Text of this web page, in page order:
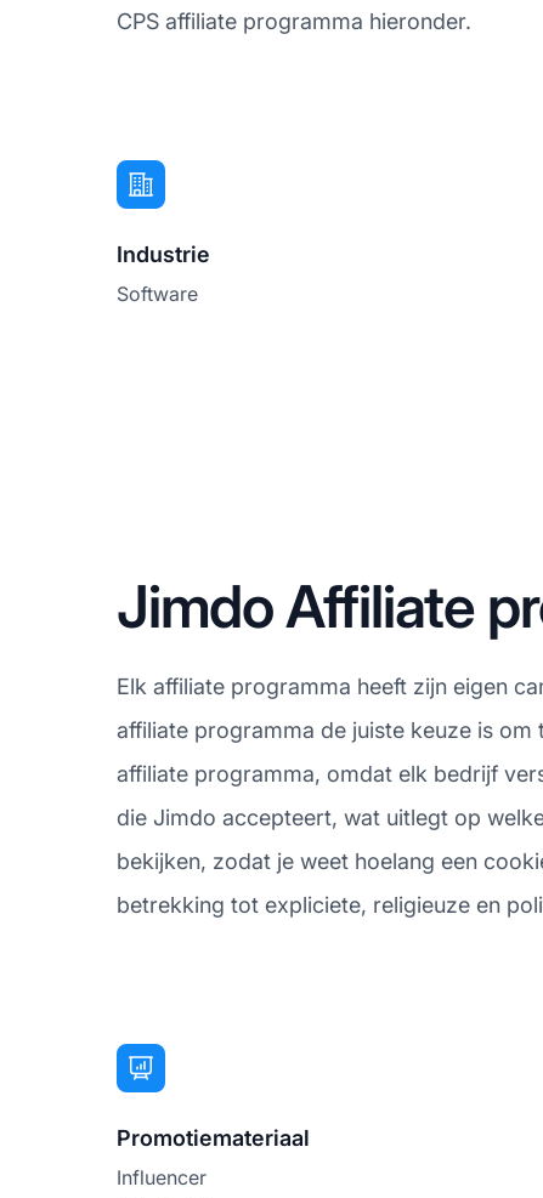
CPS affiliate programma hieronder.
Industrie
Software
Jimdo Affiliate
Elk affiliate programma heeft zijn eigen
affiliate programma de juiste keuze is
affiliate programma, omdat elk bedrijf
die Jimdo accepteert, wat uitlegt op
bekijken, zodat je weet hoelang een
betrekking tot expliciete, religieuze en
Promotiemateriaal
Influencer